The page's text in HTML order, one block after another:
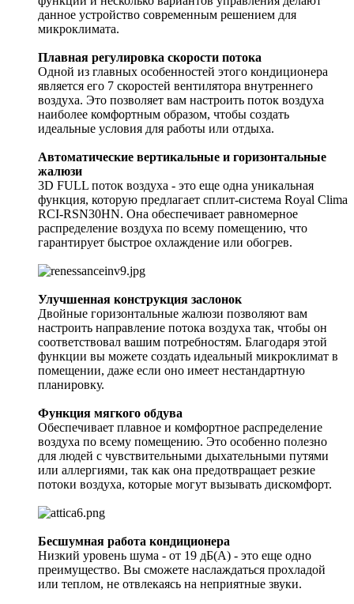
данное устройство современным решением для
микроклимата.
Плавная регулировка скорости потока
Одной из главных особенностей этого кондиционера
является его 7 скоростей вентилятора внутреннего
воздуха. Это позволяет вам настроить поток воздуха
наиболее комфортным образом, чтобы создать
идеальные условия для работы или отдыха.
Автоматические вертикальные и горизонтальные
жалюзи
3D FULL поток воздуха - это еще одна уникальная
функция, которую предлагает сплит-система Royal Clima
RCI-RSN30HN. Она обеспечивает равномерное
распределение воздуха по всему помещению, что
гарантирует быстрое охлаждение или обогрев.
Улучшенная конструкция заслонок
Двойные горизонтальные жалюзи позволяют вам
настроить направление потока воздуха так, чтобы он
соответствовал вашим потребностям. Благодаря этой
функции вы можете создать идеальный микроклимат в
помещении, даже если оно имеет нестандартную
планировку.
Функция мягкого обдува
Обеспечивает плавное и комфортное распределение
воздуха по всему помещению. Это особенно полезно
для людей с чувствительными дыхательными путями
или аллергиями, так как она предотвращает резкие
потоки воздуха, которые могут вызывать дискомфорт.
Бесшумная работа кондиционера
Низкий уровень шума - от 19 дБ(А) - это еще одно
преимущество. Вы сможете наслаждаться прохладой
или теплом, не отвлекаясь на неприятные звуки.